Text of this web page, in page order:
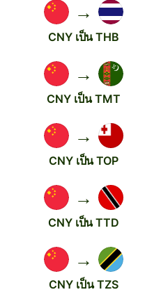
→
CNY เป็น THB
→
CNY เป็น TMT
→
CNY เป็น TOP
→
CNY เป็น TTD
→
CNY เป็น TZS